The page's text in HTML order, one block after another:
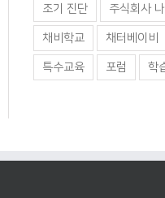
조기 진단 주식회사 나
채비학교 채터베이비
특수교육 포럼 학